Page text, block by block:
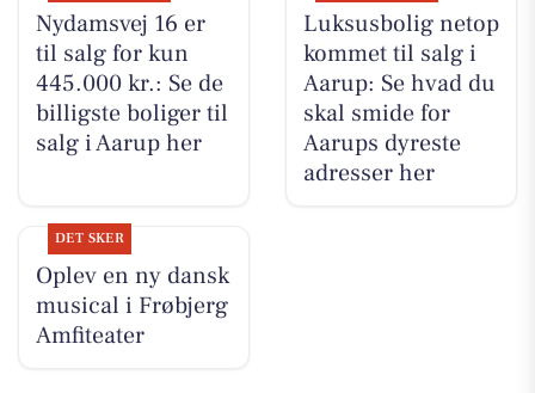
Nydamsvej 16 er
til salg for kun
445.000 kr.: Se de
billigste boliger til
salg i Aarup her
Luksusbolig netop
kommet til salg i
Aarup: Se hvad du
skal smide for
Aarups dyreste
adresser her
DET SKER
Oplev en ny dansk
musical i Frøbjerg
Amfiteater